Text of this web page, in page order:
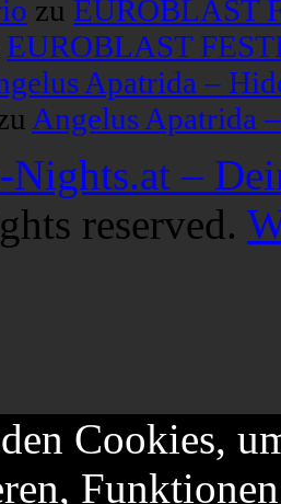
zu EUROBLAST
EUROBLAST
Apatrida –
Angelus Apatrida
Nights.at –
reserved.
Cookies,